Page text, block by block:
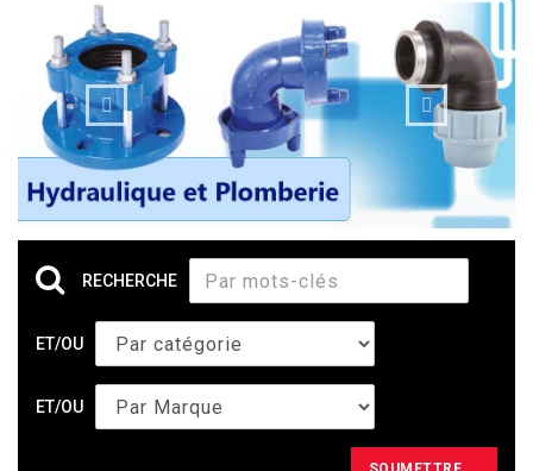
RECHERCHE
ET/OU
ET/OU